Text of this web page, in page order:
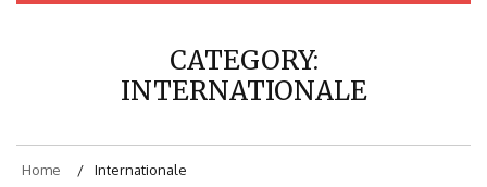
CATEGORY:
INTERNATIONALE
Home Internationale